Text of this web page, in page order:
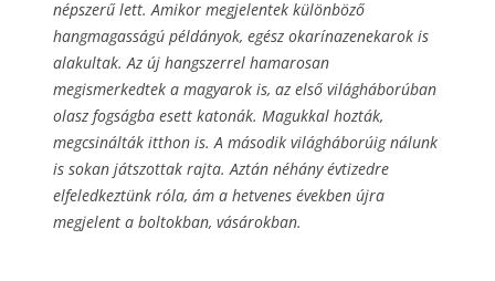
népszerű lett. Amikor megjelentek különböző
hangmagasságú példányok, egész okarínazenekarok is
alakultak. Az új hangszerrel hamarosan
megismerkedtek a magyarok is, az első világháborúban
olasz fogságba esett katonák. Magukkal hozták,
megcsinálták itthon is. A második világháborúig nálunk
is sokan játszottak rajta. Aztán néhány évtizedre
elfeledkeztünk róla, ám a hetvenes években újra
megjelent a boltokban, vásárokban.